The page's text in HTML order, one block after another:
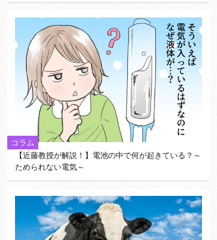
コラム
【近藤教授が解説！】電池の中で何が起きている？～
ためられない電気～